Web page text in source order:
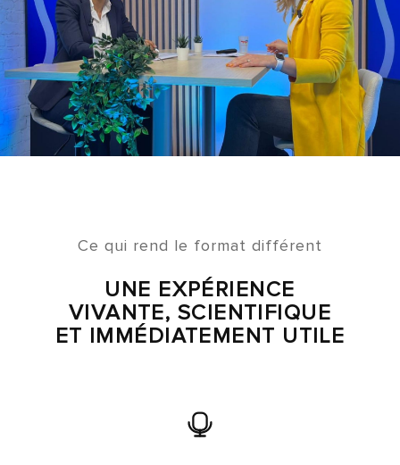
Ce qui rend le format différent
UNE EXPÉRIENCE
VIVANTE, SCIENTIFIQUE
ET IMMÉDIATEMENT UTILE